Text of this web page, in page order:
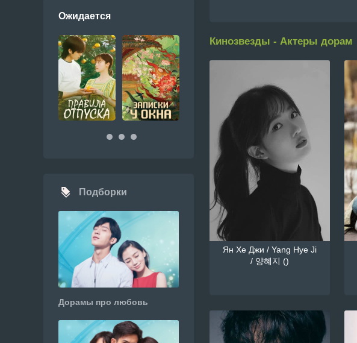
Кинозвезды - Актеры дорам
Ян Хе Джи / Yang Hye Ji
/ 양혜지 ()
Ожидается
Подборки
Дорамы про любовь